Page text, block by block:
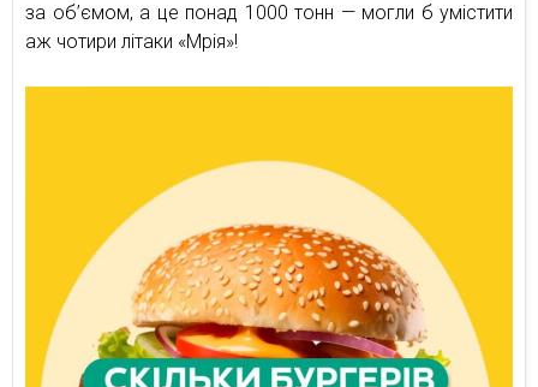
за об’ємом, а це понад 1000 тонн — могли б умістити
аж чотири літаки «Мрія»!